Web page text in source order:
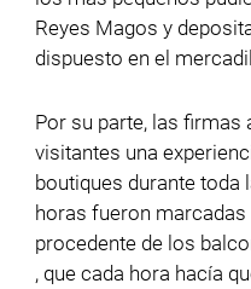
Reyes Magos y
dispuesto en el
Por su parte, las
visitantes una
boutiques durante toda
horas fueron
procedente de los
, que cada hora hacía